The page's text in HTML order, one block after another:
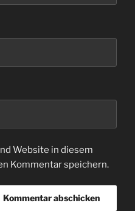
Website in diesem
Kommentar speichern.